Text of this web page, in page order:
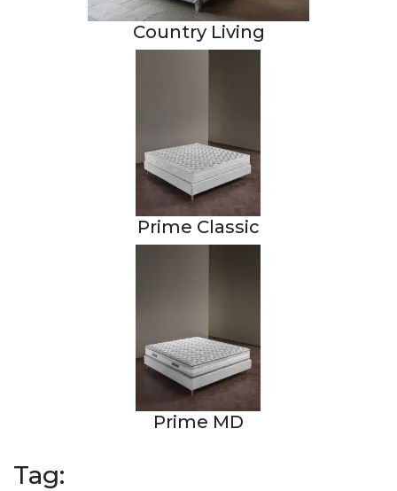
Country Living
Prime Classic
Prime MD
Tag: